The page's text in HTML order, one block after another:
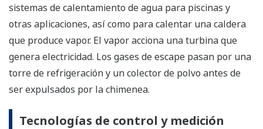
sistemas de calentamiento de agua para piscinas y
otras aplicaciones, así como para calentar una caldera
que produce vapor. El vapor acciona una turbina que
genera electricidad. Los gases de escape pasan por una
torre de refrigeración y un colector de polvo antes de
ser expulsados por la chimenea.
Tecnologías de control y medición